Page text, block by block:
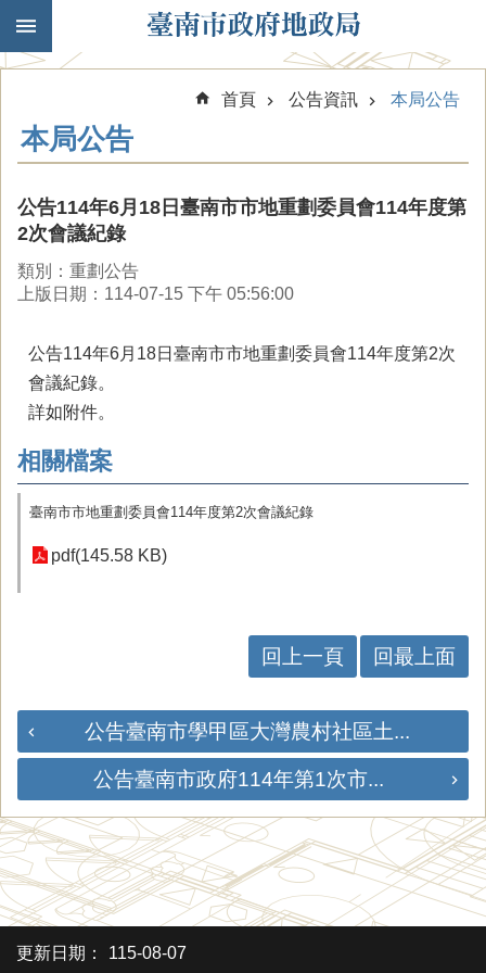
跳到主要內容區塊
首頁 公告資訊 本局公告
本局公告
公告114年6月18日臺南市市地重劃委員會114年度第
2次會議紀錄
類別：重劃公告
上版日期：114-07-15 下午 05:56:00
公告114年6月18日臺南市市地重劃委員會114年度第2次
會議紀錄。
詳如附件。
相關檔案
臺南市市地重劃委員會114年度第2次會議紀錄
pdf(145.58 KB)
回上一頁 回最上面
公告臺南市學甲區大灣農村社區土...
公告臺南市政府114年第1次市...
更新日期： 115-08-07